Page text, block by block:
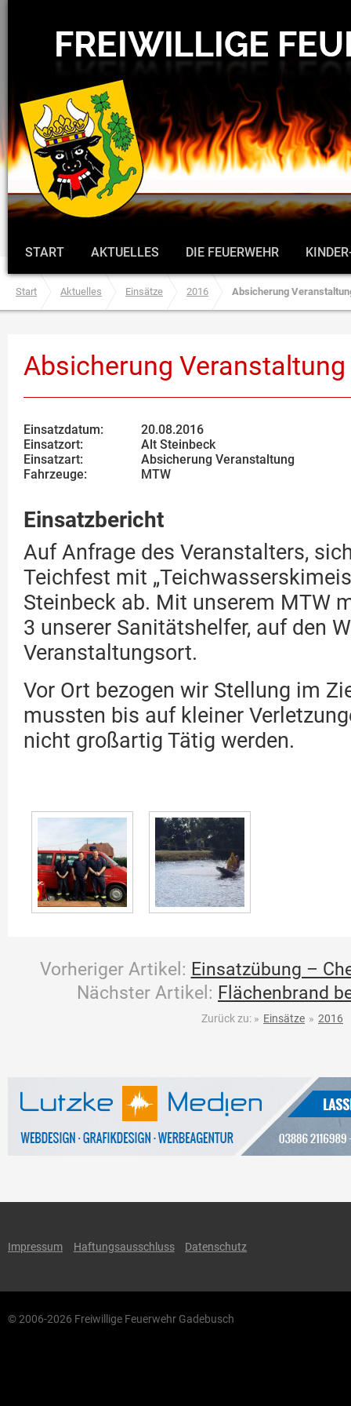
START AKTUELLES DIE FEUERWEHR
Start Aktuelles Einsätze 2016 Absicherung
Absicherung Veranstaltung
Einsatzdatum:
20.08.2016
Einsatzort:
Alt Steinbeck
Einsatzart:
Absicherung Veranstaltung
Fahrzeuge:
MTW
Einsatzbericht
Auf Anfrage des Veranstalters,
Teichfest mit
Steinbeck ab. Mit unserem MTW
3 unserer Sanitätshelfer, auf den
Veranstaltungsort.
Vor Ort bezogen wir Stellung im
mussten bis auf kleiner
nicht großartig Tätig werden.
Vorheriger Artikel: Einsatzübung –
Nächster Artikel: Flächenbrand
Zurück zu: » Einsätze » 2016
Impressum Haftungsausschluss Datenschutz
© 2006-2026 Freiwillige Feuerwehr Gadebusch